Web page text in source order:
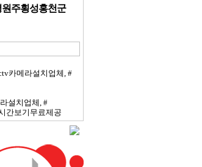
주횡성홍천군
카메라설치업체, #
설치업체, #
간보기무료제공